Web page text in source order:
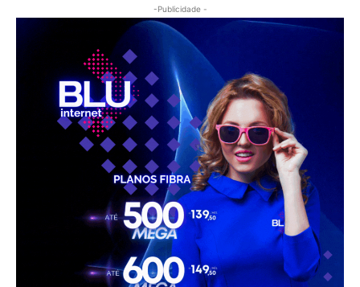
-Publicidade -